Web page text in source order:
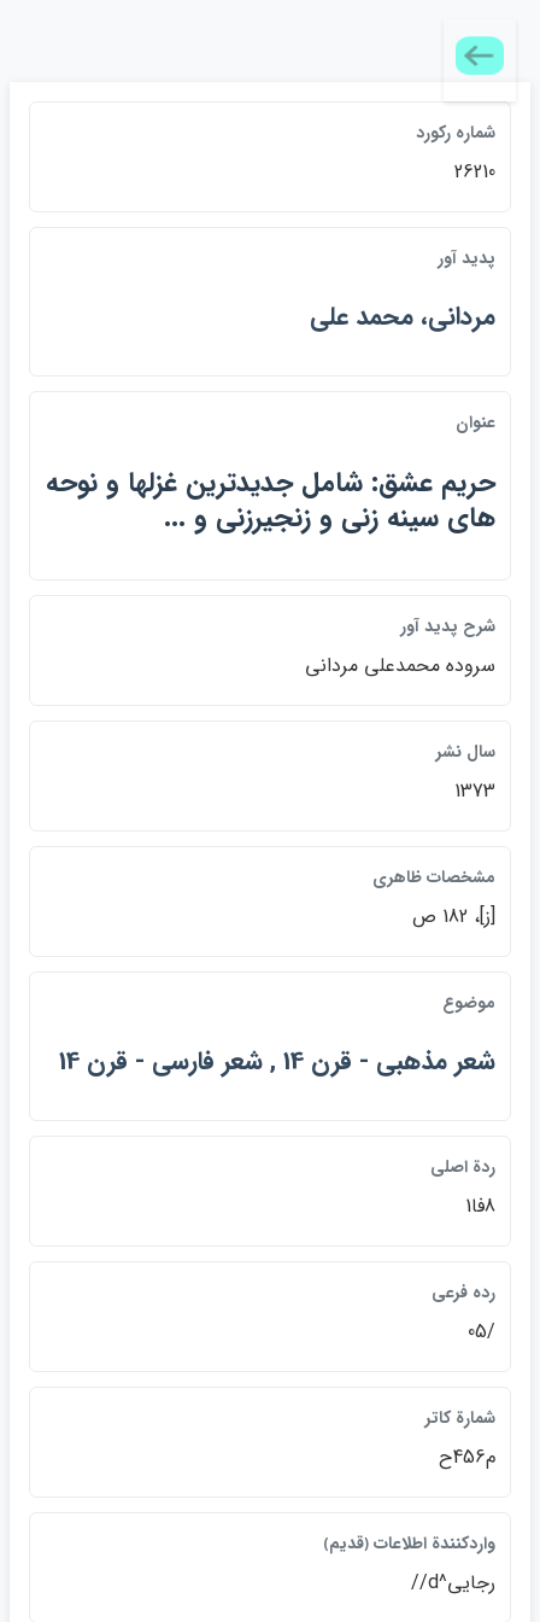
شماره ركورد
26210
پديد آور
مرداني، محمد علي
عنوان
حريم عشق: شامل جديدترين غزلها و نوحه
هاي سينه زني و زنجيرزني و ...
شرح پديد آور
سروده محمدعلي مرداني
سال نشر
1373
مشخصات ظاهري
[ز]، 182 ص
موضوع
شعر مذهبي - قرن 14 , شعر فارسي - قرن 14
ردة اصلي
8فا1
رده فرعي
/05
شمارة كاتر
م456ح
واردكنندة اطلاعات ﴿قديم﴾
رجايي^d//